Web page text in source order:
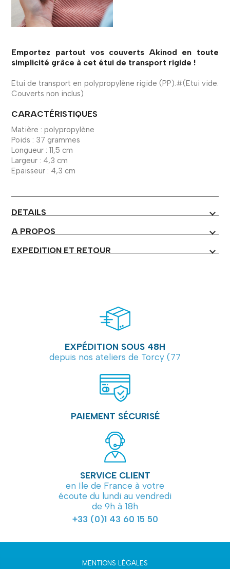
Emportez partout vos couverts Akinod en toute
simplicité grâce à cet étui de transport rigide !
Etui de transport en polypropylène rigide (PP).#(Etui vide.
Couverts non inclus)
CARACTÉRISTIQUES
Matière : polypropylène
Poids : 37 grammes
Longueur : 11,5 cm
Largeur : 4,3 cm
Epaisseur : 4,3 cm
DETAILS expand_more
A PROPOS expand_more
EXPEDITION ET RETOUR expand_more
EXPÉDITION SOUS 48H
depuis nos ateliers de Torcy (77
PAIEMENT SÉCURISÉ
SERVICE CLIENT
en Ile de France à votre
écoute du lundi au vendredi
de 9h à 18h
+33 (0)1 43 60 15 50
MENTIONS LÉGALES